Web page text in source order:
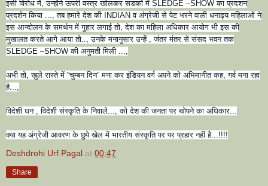
इसी विरोध में, उन्होंने ऊपरी वस्त्र खोलकर सडकों में SLEDGE –SHOW का प्रदशन
प्रदर्शन किया ..., तब हमारे देश की INDIAN व अंग्रेजी से पेट भरने वाली धनाढ्य महिलाओं ने
इस आन्दोलन के समर्थन में गुहार लगाई तो, देश का महिला अधिकार आयोग भी इस की
मुखालत करते आगे आया तो.., उनके मनानुसार उन्हें , जंतर मंतर से संसद भवन तक
SLEDGE –SHOW की अनुमती मिली ...,
अभी तो, खुले रास्ते में “चुम्बन दिन” मना कर इंडियन वर्ग अपने को अभिमानीत कह, गर्व मना रहा
है...,
विदेशी धन , विदेशी संस्कृति के निवाले..., को देश की जनता पर थोपने का अधिकार...
क्या यह अंग्रेजी आवरण के छुपे खेल में भारतीय संस्कृति पर पर प्रहार नहीं है...!!!!
Deshdrohi Urf Pagal at 00:47
Share